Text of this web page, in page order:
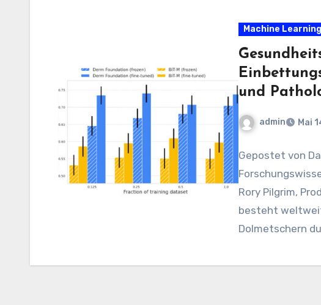
Machine Learning
und
admin Mai
Gepostet von
Rory Pilgrim,
besteht
Dolmetschern